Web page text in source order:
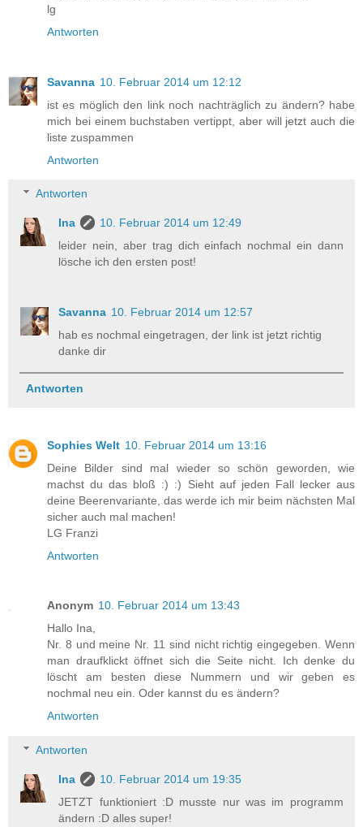
lg
Antworten
Savanna 10. Februar 2014 um 12:12
ist es möglich den link noch nachträglich zu ändern? habe
mich bei einem buchstaben vertippt, aber will jetzt auch die
liste zuspammen
Antworten
Antworten
Ina
10. Februar 2014 um 12:49
leider nein, aber trag dich einfach nochmal ein dann
lösche ich den ersten post!
Savanna 10. Februar 2014 um 12:57
hab es nochmal eingetragen, der link ist jetzt richtig
danke dir
Antworten
Sophies Welt 10. Februar 2014 um 13:16
Deine Bilder sind mal wieder so schön geworden, wie
machst du das bloß :) :) Sieht auf jeden Fall lecker aus
deine Beerenvariante, das werde ich mir beim nächsten Mal
sicher auch mal machen!
LG Franzi
Antworten
Anonym 10. Februar 2014 um 13:43
Hallo Ina,
Nr. 8 und meine Nr. 11 sind nicht richtig eingegeben. Wenn
man draufklickt öffnet sich die Seite nicht. Ich denke du
löscht am besten diese Nummern und wir geben es
nochmal neu ein. Oder kannst du es ändern?
Antworten
Antworten
Ina
10. Februar 2014 um 19:35
JETZT funktioniert :D musste nur was im programm
ändern :D alles super!